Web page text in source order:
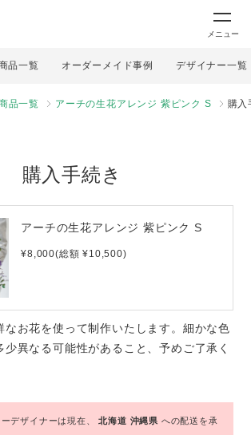
メニュー
品一覧 オーダーメイド事例 デザイナー一覧
品一覧 アーチの生花アレンジ 紫ピンク S 購入
購入手続き
アーチの生花アレンジ 紫ピンク S
¥8,000(総額 ¥10,500)
お花を使って制作いたします。細かな色
異なる可能性があること、予めご了承く
ーデザイナーは現在、北海道 沖縄県 への配送を承